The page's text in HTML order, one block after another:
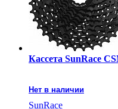
Кассета SunRace
Нет в наличии
SunRace